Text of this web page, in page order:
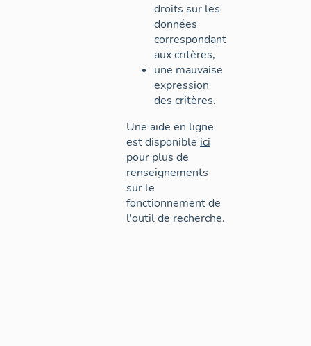
droits sur les
données
correspondant
aux critères,
une mauvaise
expression
des critères.
Une aide en ligne
est disponible ici
pour plus de
renseignements
sur le
fonctionnement de
l'outil de recherche.